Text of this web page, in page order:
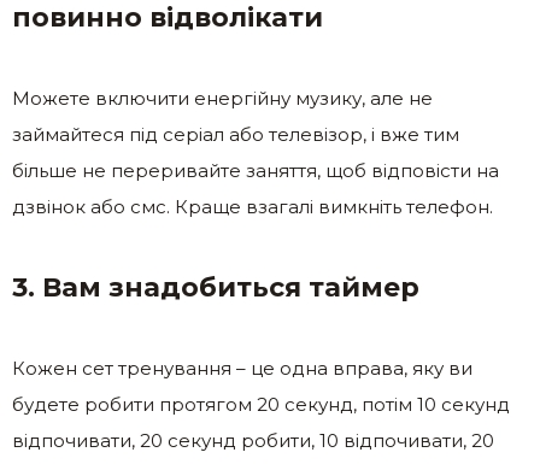
повинно відволікати
Можете включити енергійну музику, але не
займайтеся під серіал або телевізор, і вже тим
більше не переривайте заняття, щоб відповісти на
дзвінок або смс. Краще взагалі вимкніть телефон.
3. Вам знадобиться таймер
Кожен сет тренування – це одна вправа, яку ви
будете робити протягом 20 секунд, потім 10 секунд
відпочивати, 20 секунд робити, 10 відпочивати, 20